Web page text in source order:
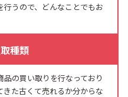
うので、どんなことでもお
種類
の買い取りを行なっており
た古くて売れるか分からな